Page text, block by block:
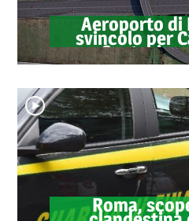
Aeroporto di
svincolo per
Sosta:
Roma,